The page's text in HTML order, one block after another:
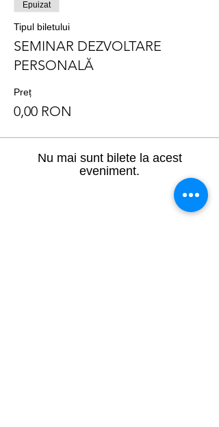
Epuizat
Tipul biletului
SEMINAR DEZVOLTARE
PERSONALĂ
Preț
0,00 RON
Nu mai sunt bilete la acest
eveniment.